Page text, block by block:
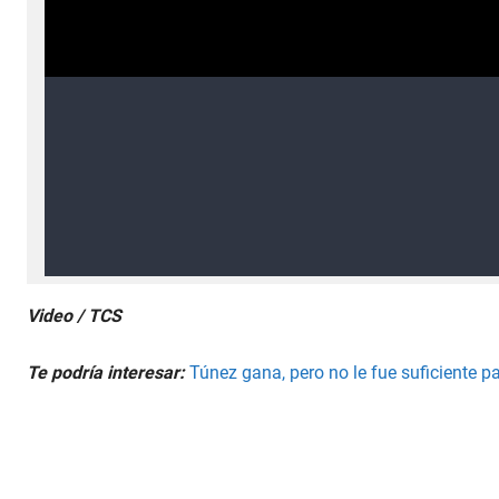
Video / TCS
Te podría interesar: Túnez gana, pero no le fue suficiente